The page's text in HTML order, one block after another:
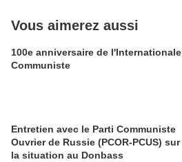
Vous aimerez aussi
100e anniversaire de l'Internationale
Communiste
Entretien avec le Parti Communiste
Ouvrier de Russie (PCOR-PCUS) sur
la situation au Donbass